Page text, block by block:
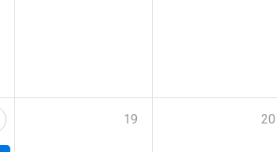
19 20